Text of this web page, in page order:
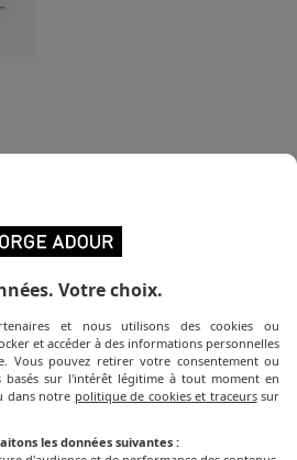
le conviene?
culinaria más adecuada para
usted.
COCINAR!
Votre choix.
et nous utilisons des cookies ou
et accéder à des informations personnelles
Vous pouvez retirer votre consentement ou
basés sur l'intérêt légitime à tout moment en
dans notre politique de cookies et traceurssur
les données suivantes :